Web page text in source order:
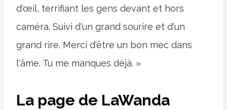
d'œil, terrifiant les gens devant et hors
caméra. Suivi d'un grand sourire et d'un
grand rire. Merci d'être un bon mec dans
l'âme. Tu me manques déjà. »
La page de LaWanda